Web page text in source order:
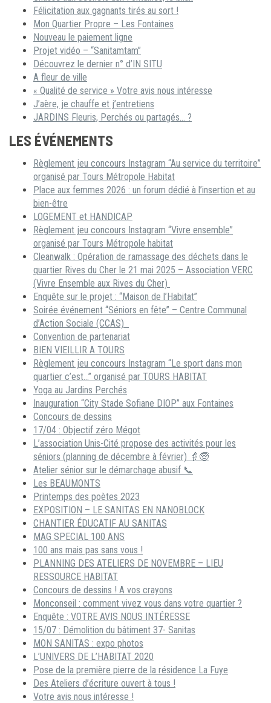
Félicitation aux gagnants tirés au sort !
Mon Quartier Propre – Les Fontaines
Nouveau le paiement ligne
Projet vidéo – “Sanitamtam”
Découvrez le dernier n° d’IN SITU
A fleur de ville
« Qualité de service » Votre avis nous intéresse
J’aère, je chauffe et j’entretiens
JARDINS Fleuris, Perchés ou partagés… ?
LES ÉVÉNEMENTS
Règlement jeu concours Instagram “Au service du territoire”
organisé par Tours Métropole Habitat
Place aux femmes 2026 : un forum dédié à l’insertion et au
bien-être
LOGEMENT et HANDICAP
Règlement jeu concours Instagram “Vivre ensemble”
organisé par Tours Métropole habitat
Cleanwalk : Opération de ramassage des déchets dans le
quartier Rives du Cher le 21 mai 2025 – Association VERC
(Vivre Ensemble aux Rives du Cher)
Enquête sur le projet : “Maison de l’Habitat”
Soirée événement “Séniors en fête” – Centre Communal
d’Action Sociale (CCAS)
Convention de partenariat
BIEN VIEILLIR A TOURS
Règlement jeu concours Instagram “Le sport dans mon
quartier c’est…” organisé par TOURS HABITAT
Yoga au Jardins Perchés
Inauguration “City Stade Sofiane DIOP” aux Fontaines
Concours de dessins
17/04 : Objectif zéro Mégot
L’association Unis-Cité propose des activités pour les
séniors (planning de décembre à février) 👵🧓
Atelier sénior sur le démarchage abusif 📞
Les BEAUMONTS
Printemps des poètes 2023
EXPOSITION – LE SANITAS EN NANOBLOCK
CHANTIER ÉDUCATIF AU SANITAS
MAG SPECIAL 100 ANS
100 ans mais pas sans vous !
PLANNING DES ATELIERS DE NOVEMBRE – LIEU
RESSOURCE HABITAT
Concours de dessins ! A vos crayons
Monconseil : comment vivez vous dans votre quartier ?
Enquête : VOTRE AVIS NOUS INTÉRESSE
15/07 : Démolition du bâtiment 37- Sanitas
MON SANITAS : expo photos
L’UNIVERS DE L’HABITAT 2020
Pose de la première pierre de la résidence La Fuye
Des Ateliers d’écriture ouvert à tous !
Votre avis nous intéresse !